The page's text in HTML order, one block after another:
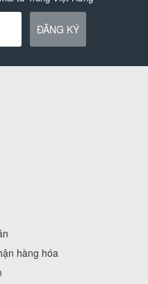
ĐĂNG KÝ
hàng hóa